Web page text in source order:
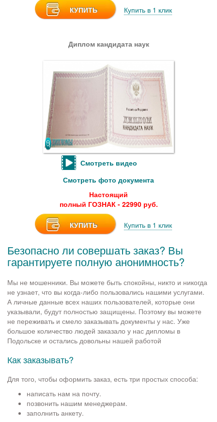
КУПИТЬ Купить в 1 клик
Диплом кандидата наук
Смотреть видео
Смотреть фото документа
Настоящий
полный ГОЗНАК - 22990 руб.
КУПИТЬ Купить в 1 клик
Безопасно ли совершать заказ? Вы
гарантируете полную анонимность?
Мы не мошенники. Вы можете быть спокойны, никто и никогда
не узнает, что вы когда-либо пользовались нашими услугами.
А личные данные всех наших пользователей, которые они
указывали, будут полностью защищены. Поэтому вы можете
не переживать и смело заказывать документы у нас. Уже
большое количество людей заказало у нас дипломы в
Подольске и остались довольны нашей работой
Как заказывать?
Для того, чтобы оформить заказ, есть три простых способа:
написать нам на почту.
позвонить нашим менеджерам.
заполнить анкету.